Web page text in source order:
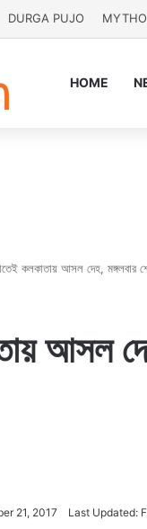
DURGA PUJO
HOME
কলকাতায় আসল দেহ, মঙ্গলবার
আসল
21, 2017 Last Updated: